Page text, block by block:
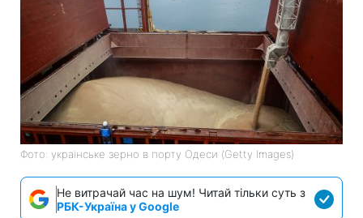
Фото: українське зерно в порту Одеси (Getty Images)
Не витрачай час на шум! Читай тільки суть з
РБК-Україна у Google